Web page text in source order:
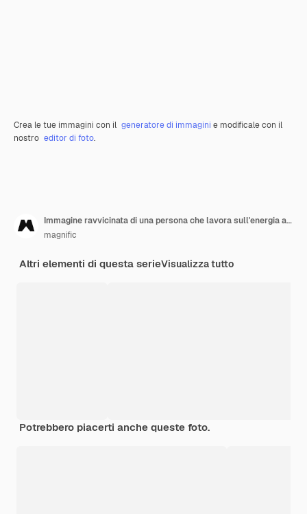
Crea le tue immagini con il generatore di immagini e modificale con il
nostro editor di foto.
Immagine ravvicinata di una persona che lavora sull'energia alternativa
magnific
Altri elementi di questa serieVisualizza tutto
Potrebbero piacerti anche queste foto.